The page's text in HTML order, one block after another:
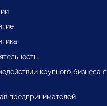
крупного бизнеса с
предпринимателей